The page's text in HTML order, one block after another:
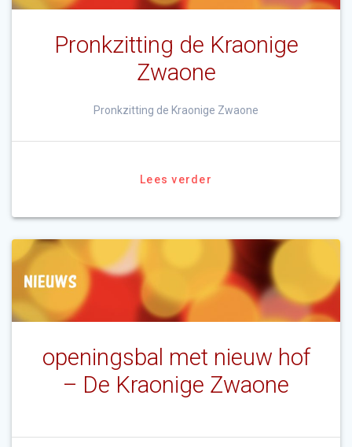
Pronkzitting de Kraonige
Zwaone
Pronkzitting de Kraonige Zwaone
Lees verder
openingsbal met nieuw hof
– De Kraonige Zwaone